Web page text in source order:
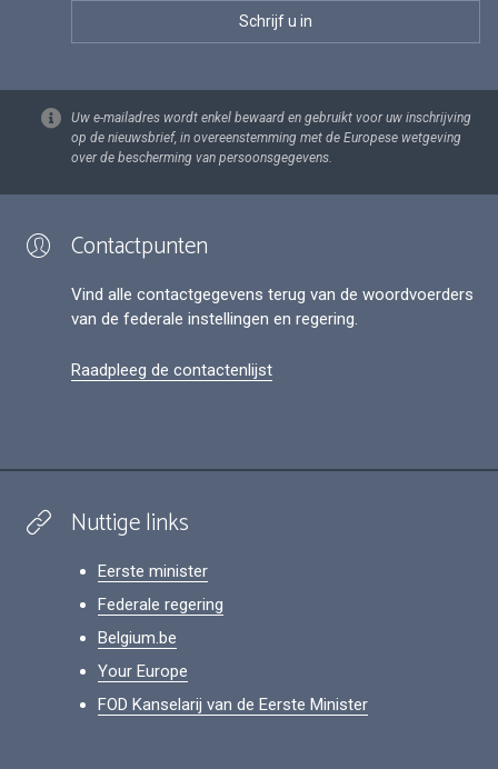
Uw e-mailadres wordt enkel bewaard en gebruikt voor uw inschrijving
op de nieuwsbrief, in overeenstemming met de Europese wetgeving
over de bescherming van persoonsgegevens.
Contactpunten
Vind alle contactgegevens terug van de woordvoerders
van de federale instellingen en regering.
Raadpleeg de contactenlijst
Nuttige links
Eerste minister
Federale regering
Belgium.be
Your Europe
FOD Kanselarij van de Eerste Minister